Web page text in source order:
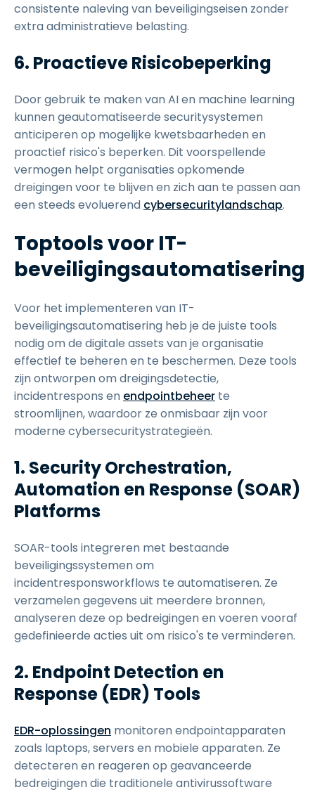
consistente naleving van beveiligingseisen zonder
extra administratieve belasting.
6. Proactieve Risicobeperking
Door gebruik te maken van AI en machine learning
kunnen geautomatiseerde securitysystemen
anticiperen op mogelijke kwetsbaarheden en
proactief risico's beperken. Dit voorspellende
vermogen helpt organisaties opkomende
dreigingen voor te blijven en zich aan te passen aan
een steeds evoluerend cybersecuritylandschap.
Toptools voor IT-
beveiligingsautomatisering
Voor het implementeren van IT-
beveiligingsautomatisering heb je de juiste tools
nodig om de digitale assets van je organisatie
effectief te beheren en te beschermen. Deze tools
zijn ontworpen om dreigingsdetectie,
incidentrespons en endpointbeheer te
stroomlijnen, waardoor ze onmisbaar zijn voor
moderne cybersecuritystrategieën.
1. Security Orchestration,
Automation en Response (SOAR)
Platforms
SOAR-tools integreren met bestaande
beveiligingssystemen om
incidentresponsworkflows te automatiseren. Ze
verzamelen gegevens uit meerdere bronnen,
analyseren deze op bedreigingen en voeren vooraf
gedefinieerde acties uit om risico's te verminderen.
2. Endpoint Detection en
Response (EDR) Tools
EDR-oplossingen monitoren endpointapparaten
zoals laptops, servers en mobiele apparaten. Ze
detecteren en reageren op geavanceerde
bedreigingen die traditionele antivirussoftware